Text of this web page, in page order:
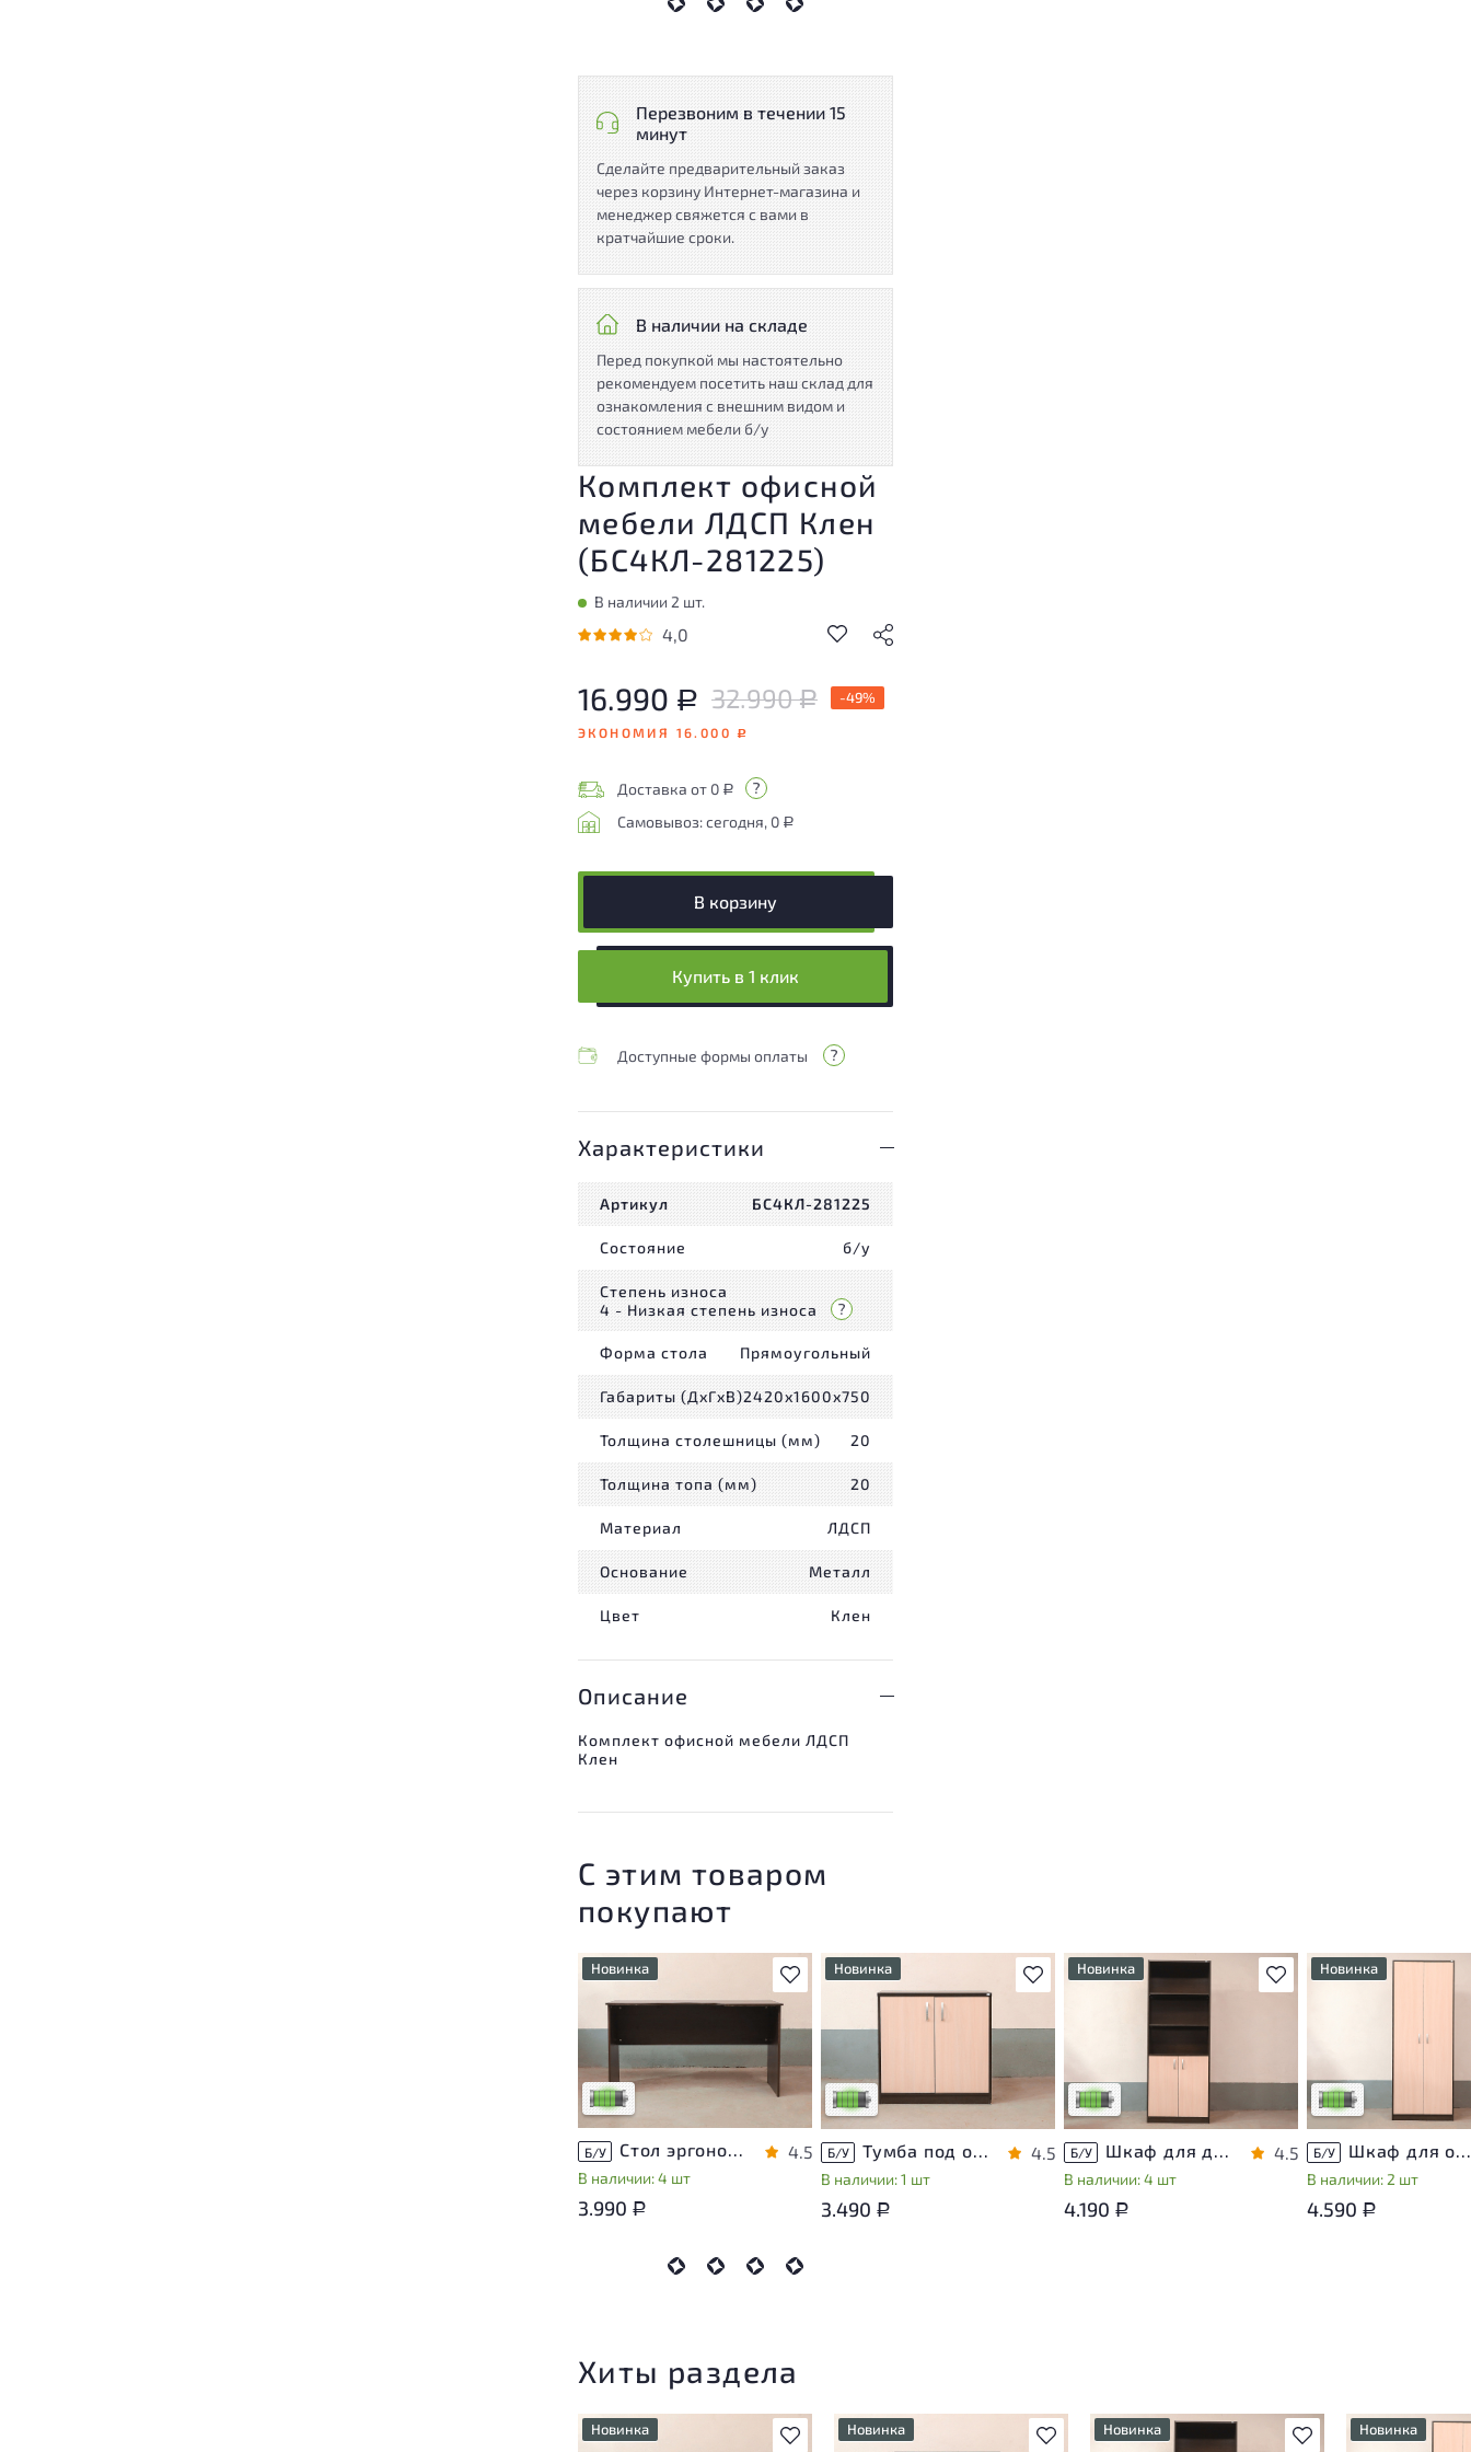
Перезвоним в течении 15
минут
Сделайте предварительный заказ
через корзину Интернет-магазина и
менеджер свяжется с вами в
кратчайшие сроки.
В наличии на складе
Перед покупкой мы настоятельно
рекомендуем посетить наш склад для
ознакомления с внешним видом и
состоянием мебели б/у
Комплект офисной
мебели ЛДСП Клен
(БС4КЛ-281225)
В наличии 2 шт.
4,0
16.990 Р 32.990Р -49%
ЭКОНОМИЯ 16.000Р
Доставка от 0 Р
Самовывоз: сегодня, 0 Р
В корзину
Купить в 1 клик
Доступные формы оплаты
Характеристики
Артикул БС4КЛ-281225
Состояние б/у
Степень износа
4 - Низкая степень износа
Форма стола Прямоугольный
Габариты (ДxГxВ)2420x1600x750
Толщина столешницы (мм) 20
Толщина топа (мм) 20
Материал ЛДСП
Основание Металл
Цвет Клен
Описание
Комплект офисной мебели ЛДСП
Клен
С этим товаром
покупают
В избранное
Новинка
У товара присутствуют
незначительные следы
эксплуатации, не влияющие
на удобство его
использования
Низкая степень износа
Б/У Стол эргономичный ЛДСП Венге
В наличии: 4 шт
4.5
3.990 Р
В избранное
Новинка
У товара присутствуют
незначительные следы
эксплуатации, не влияющие
на удобство его
Низкая степень износа
Б/У Тумба под оргтехнику ЛДСП Венге
В наличии: 1 шт
4.5
3.490 Р
В избранное
Новинка
эксплуатации, не влияющие
использования
Низкая степень износа
Б/У Шкаф для документов ЛДСП Венге
В наличии: 4 шт
4.5
4.190 Р
Новинка
эксплуатации, не
на удобство его
Низкая степень
Б/У Шкаф для одежды ЛДСП Венге
В наличии: 2 шт
4.590 Р
Хиты раздела
В избранное
Новинка В избранное
Новинка В избранное
Новинка Новинка